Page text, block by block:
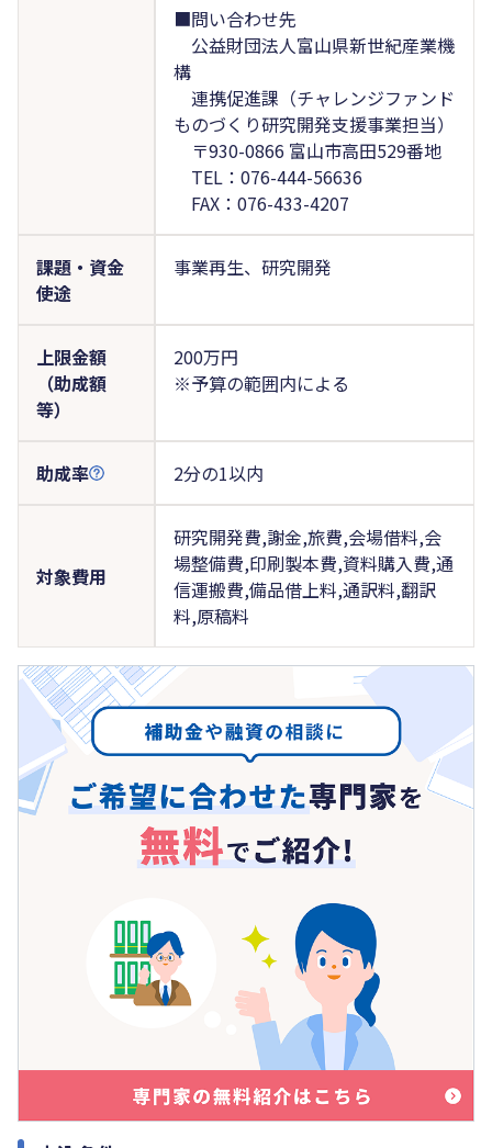
■問い合わせ先
公益財団法人富山県新世紀産業機
構
連携促進課（チャレンジファンド
ものづくり研究開発支援事業担当）
〒930-0866 富山市高田529番地
TEL：076-444-56636
FAX：076-433-4207
課題・資金
使途
事業再生、研究開発
上限金額
（助成額
等）
200万円
※予算の範囲内による
助成率 2分の1以内
対象費用
研究開発費,謝金,旅費,会場借料,会
場整備費,印刷製本費,資料購入費,通
信運搬費,備品借上料,通訳料,翻訳
料,原稿料